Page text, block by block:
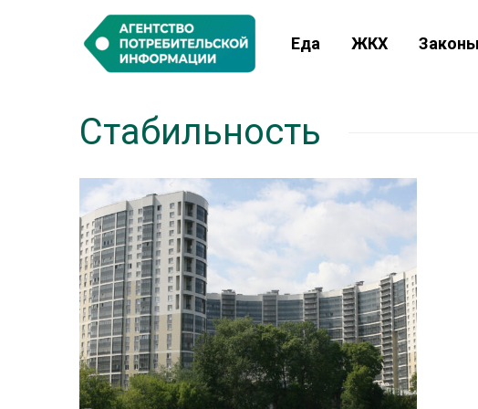
Еда ЖКХ Законы
Стабильность